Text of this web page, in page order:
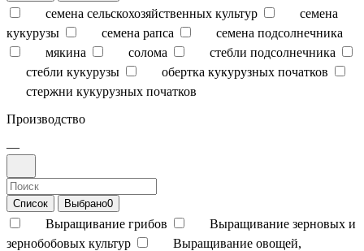
семена сельскохозяйственных культур
семена
кукурузы
семена рапса
семена подсолнечника
мякина
солома
стебли подсолнечника
стебли кукурузы
обертка кукурузных початков
стержни кукурузных початков
Производство
—
Список Выбрано0
Выращивание грибов
Выращивание зерновых и
зернобобовых культур
Выращивание овощей,